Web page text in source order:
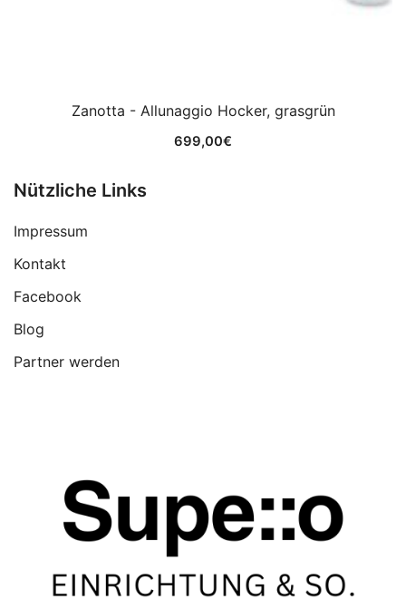
Zanotta - Allunaggio Hocker, grasgrün
699,00€
Nützliche Links
Impressum
Kontakt
Facebook
Blog
Partner werden